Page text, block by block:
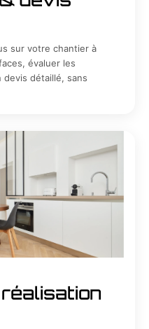
sur votre chantier à
évaluer les
détaillé, sans